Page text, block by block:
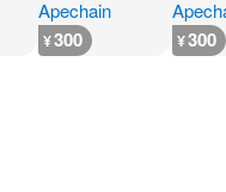
¥300 ¥300